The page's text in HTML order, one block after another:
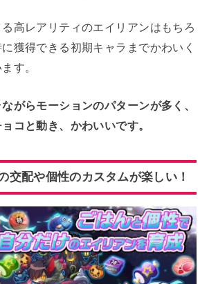
高レアリティのエイリアンはもちろ
獲得できる初期キャラまでかわいく
す。
がらモーションのパターンが多く、
コと動き、かわいいです。
交配や個性のカスタムが楽しい！